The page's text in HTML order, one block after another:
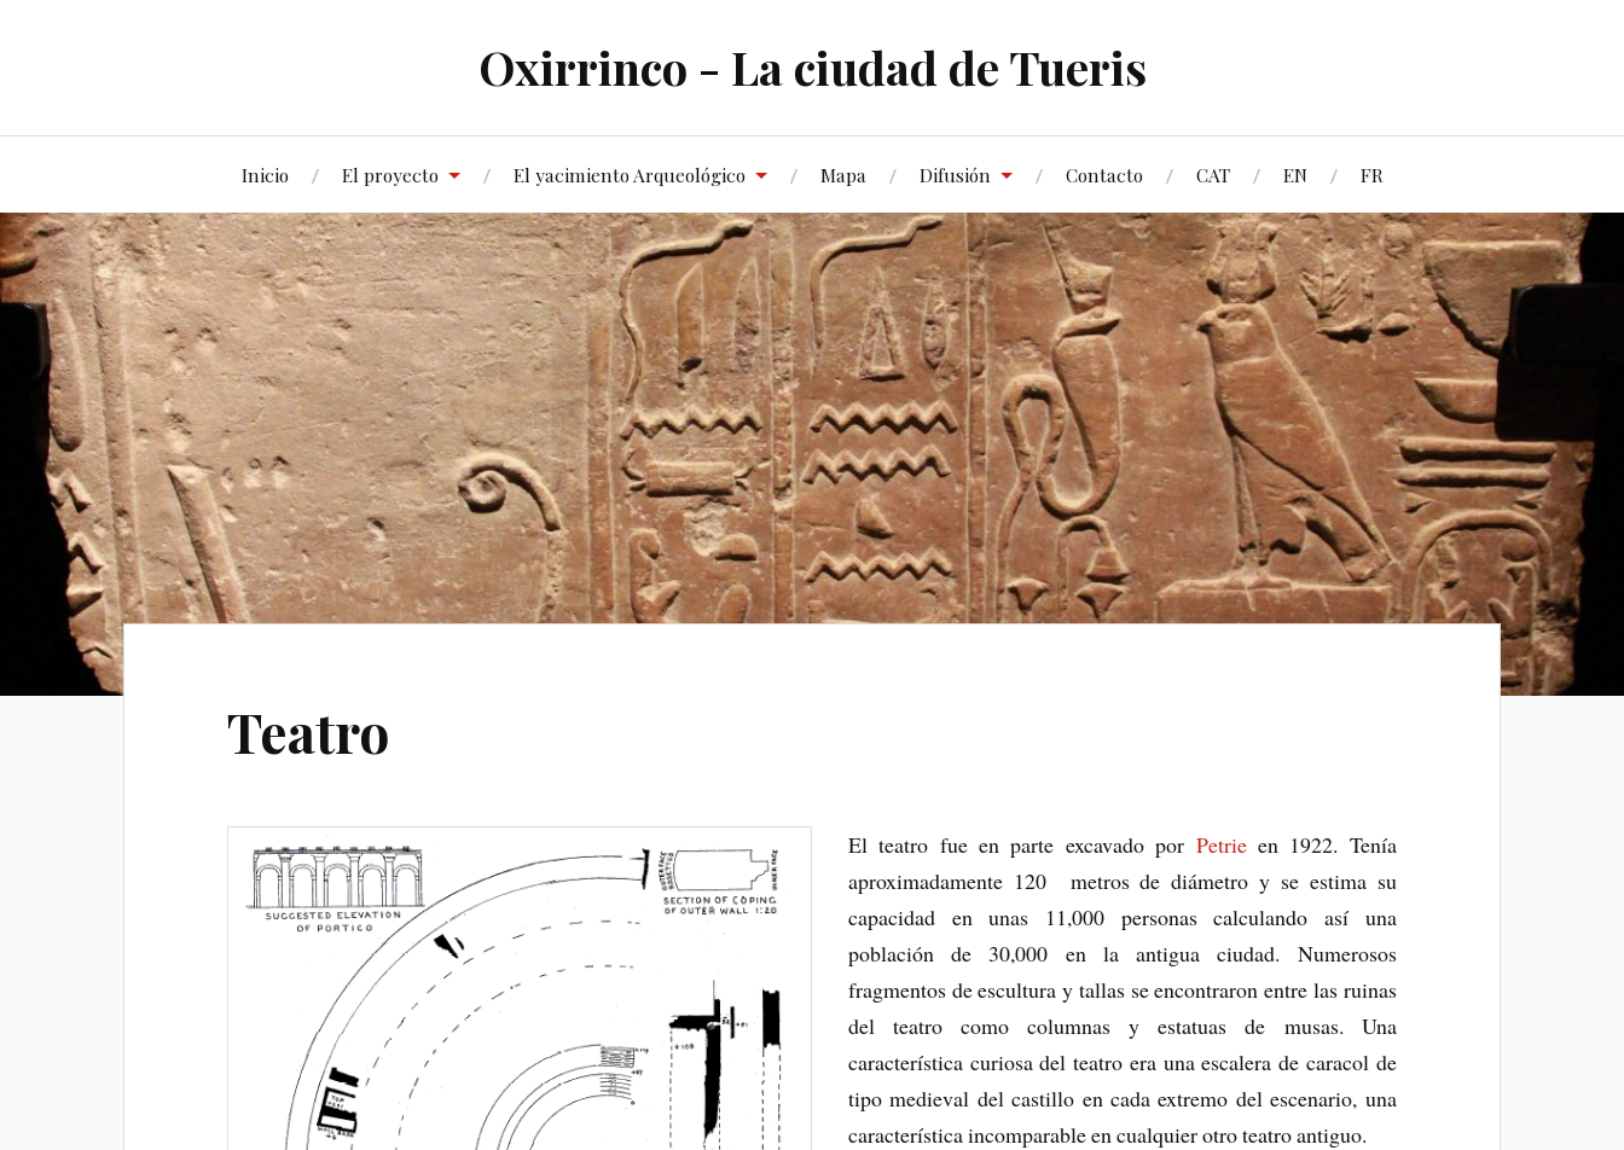
Oxirrinco - La ciudad de Tueris
Inicio El proyecto El yacimiento Arqueológico Mapa Difusión Contacto CAT EN FR
Teatro
El teatro fue en parte excavado por Petrieen 1922. Tenía
aproximadamente 120 metros de diámetro y se estima su
capacidad en unas 11,000 personas calculando así una
población de 30,000 en la antigua ciudad. Numerosos
fragmentos de escultura y tallas se encontraron entre las ruinas
del teatro como columnas y estatuas de musas. Una
característica curiosa del teatro era una escalera de caracol de
tipo medieval del castillo en cada extremo del escenario, una
característica incomparable en cualquier otro teatro antiguo.